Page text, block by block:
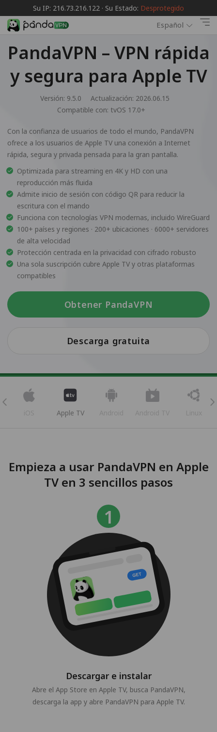
Su IP: 216.73.216.122 · Su Estado: Desprotegido
Español
PandaVPN – VPN rápida
y segura para Apple TV
Versión: 9.5.0
Actualización: 2026.06.15
Compatible con: tvOS 17.0+
Con la confianza de usuarios de todo el mundo, PandaVPN
ofrece a los usuarios de Apple TV una conexión a Internet
rápida, segura y privada pensada para la gran pantalla.
Optimizada para streaming en 4K y HD con una
reproducción más fluida
Admite inicio de sesión con código QR para reducir la
escritura con el mando
Funciona con tecnologías VPN modernas, incluido WireGuard
100+ países y regiones · 200+ ubicaciones · 6000+ servidores
de alta velocidad
Protección centrada en la privacidad con cifrado robusto
Una sola suscripción cubre Apple TV y otras plataformas
compatibles
Obtener PandaVPN
Descarga gratuita
iOS Apple TV Android Android TV Linux
Empieza a usar PandaVPN en Apple
TV en 3 sencillos pasos
Descargar e instalar
Abre el App Store en Apple TV, busca PandaVPN,
descarga la app y abre PandaVPN para Apple TV.